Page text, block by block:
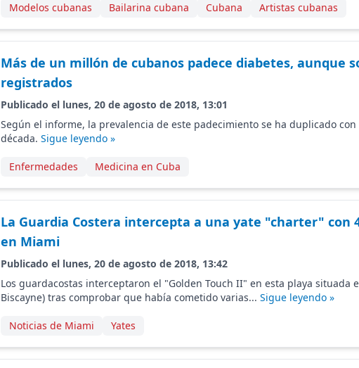
Modelos cubanas Bailarina cubana Cubana Artistas cubanas
Más de un millón de cubanos padece diabetes, aunque
registrados
Publicado el lunes, 20 de agosto de 2018, 13:01
Según el informe, la prevalencia de este padecimiento se ha duplicado con
década. Sigue leyendo »
Enfermedades Medicina en Cuba
La Guardia Costera intercepta a una yate "charter" con
en Miami
Publicado el lunes, 20 de agosto de 2018, 13:42
Los guardacostas interceptaron el "Golden Touch II" en esta playa situada
Biscayne) tras comprobar que había cometido varias... Sigue leyendo »
Noticias de Miami Yates